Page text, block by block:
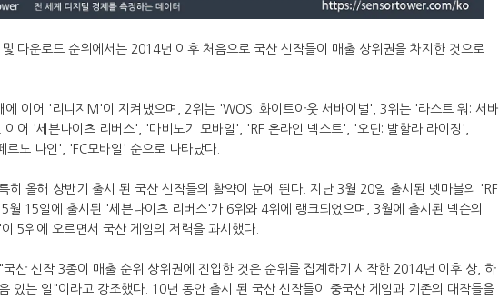
다운로드 순위에서는 2014년 이후 처음으로 국산 신작들이 매출 상위권을 차지한 것으로
에 이어 '리니지M'이 지켜냈으며, 2위는 'WOS: 화이트아웃 서바이벌', 3위는 '라스트 워: 서바
이어 '세븐나이츠 리버스', '마비노기 모바일', 'RF 온라인 넥스트', '오딘: 발할라 라이징',
노 나인', 'FC모바일' 순으로 나타났다.
히 올해 상반기 출시 된 국산 신작들의 활약이 눈에 띈다. 지난 3월 20일 출시된 넷마블의 'RF
월 15일에 출시된 '세븐나이츠 리버스'가 6위와 4위에 랭크되었으며, 3월에 출시된 넥슨의
5위에 오르면서 국산 게임의 저력을 과시했다.
산 신작 3종이 매출 순위 상위권에 진입한 것은 순위를 집계하기 시작한 2014년 이후 상, 하
있는 일"이라고 강조했다. 10년 동안 출시 된 국산 신작들이 중국산 게임과 기존의 대작들을